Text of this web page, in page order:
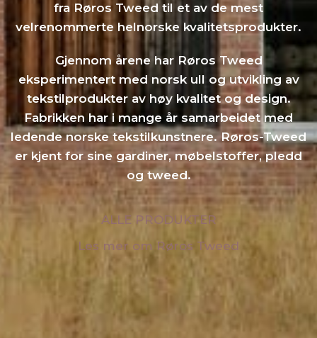
fra Røros Tweed til et av de mest
velrenommerte helnorske kvalitetsprodukter.
Gjennom årene har Røros Tweed
eksperimentert med norsk ull og utvikling av
tekstilprodukter av høy kvalitet og design.
Fabrikken har i mange år samarbeidet med
ledende norske tekstilkunstnere. Røros-Tweed
er kjent for sine gardiner, møbelstoffer, pledd
og tweed.
ALLE PRODUKTER
Les mer om Røros Tweed